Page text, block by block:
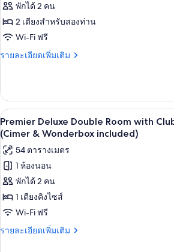
Access
(Cimer
Wonderbox
included)
Deluxe
Twin
Room
with
Access
(Cimer
&
Wonderbox
included)
พักได้ 2 คน
2 เตียงสำหรับสองท่าน
Wi-Fi ฟรี
รายละเอียดเพิ่มเติม
ราย
เกี่ยว
กับ
Deluxe
Twin
Room
with
Club
Lounge
Access
(Cimer
Wonderbox
included)
เปิด
ภาพถ่าย
ทั้งหมด
ของ
Premier
Deluxe
Double
Room
เครื่องนอ
4
Premier Deluxe Double Room with
(Cimer & Wonderbox included)
54 ตารางเมตร
1 ห้องนอน
พักได้ 2 คน
1 เตียงคิงไซส์
Wi-Fi ฟรี
รายละเอียดเพิ่มเติม
ราย